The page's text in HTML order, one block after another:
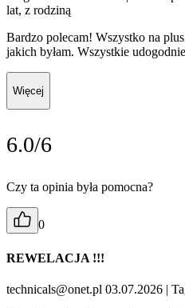
lat, z rodziną
Bardzo polecam! Wszystko na
jakich byłam. Wszystkie
Więcej
6.0/6
Czy ta opinia była pomocna?
0
REWELACJA !!!
technicals@onet.pl 03.07.2026 |